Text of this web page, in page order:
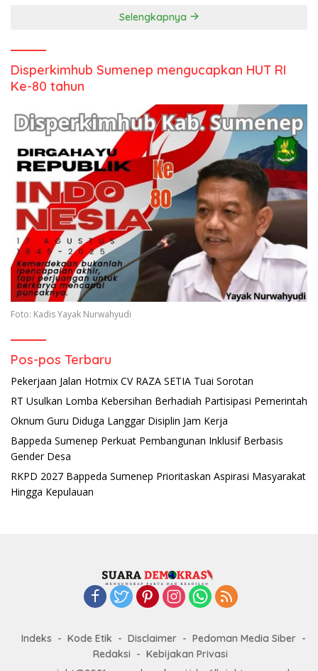
Selengkapnya
Disperkimhub Sumenep mengucapkan HUT RI
Ke-80 tahun
Foto: Kadis Yayak Nurwahyudi
Pos-pos Terbaru
Pekerjaan Jalan Hotmix CV RAZA SETIA Tuai Sorotan
RT Usulkan Lomba Kebersihan Berhadiah Partisipasi Pemerintah
Oknum Guru Diduga Langgar Disiplin Jam Kerja
Bappeda Sumenep Perkuat Pembangunan Inklusif Berbasis
Gender Desa
RKPD 2027 Bappeda Sumenep Prioritaskan Aspirasi Masyarakat
Hingga Kepulauan
Indeks Kode Etik Disclaimer
Pedoman Media Siber
Redaksi
Kebijakan Privasi